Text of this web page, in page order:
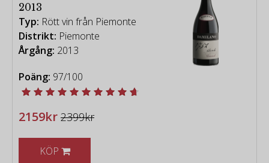
2013
Typ: Rött vin från Piemonte
Distrikt: Piemonte
Årgång: 2013
Poäng: 97/100
2159kr 2399kr
KÖP